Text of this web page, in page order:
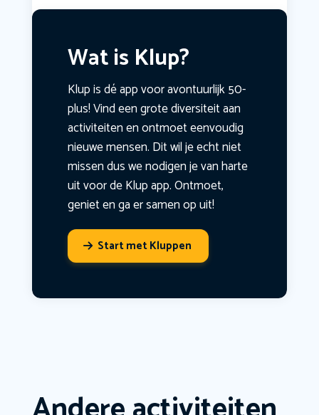
Wat is Klup?
Klup is dé app voor avontuurlijk 50-
plus! Vind een grote diversiteit aan
activiteiten en ontmoet eenvoudig
nieuwe mensen. Dit wil je echt niet
missen dus we nodigen je van harte
uit voor de Klup app. Ontmoet,
geniet en ga er samen op uit!
Start met Kluppen